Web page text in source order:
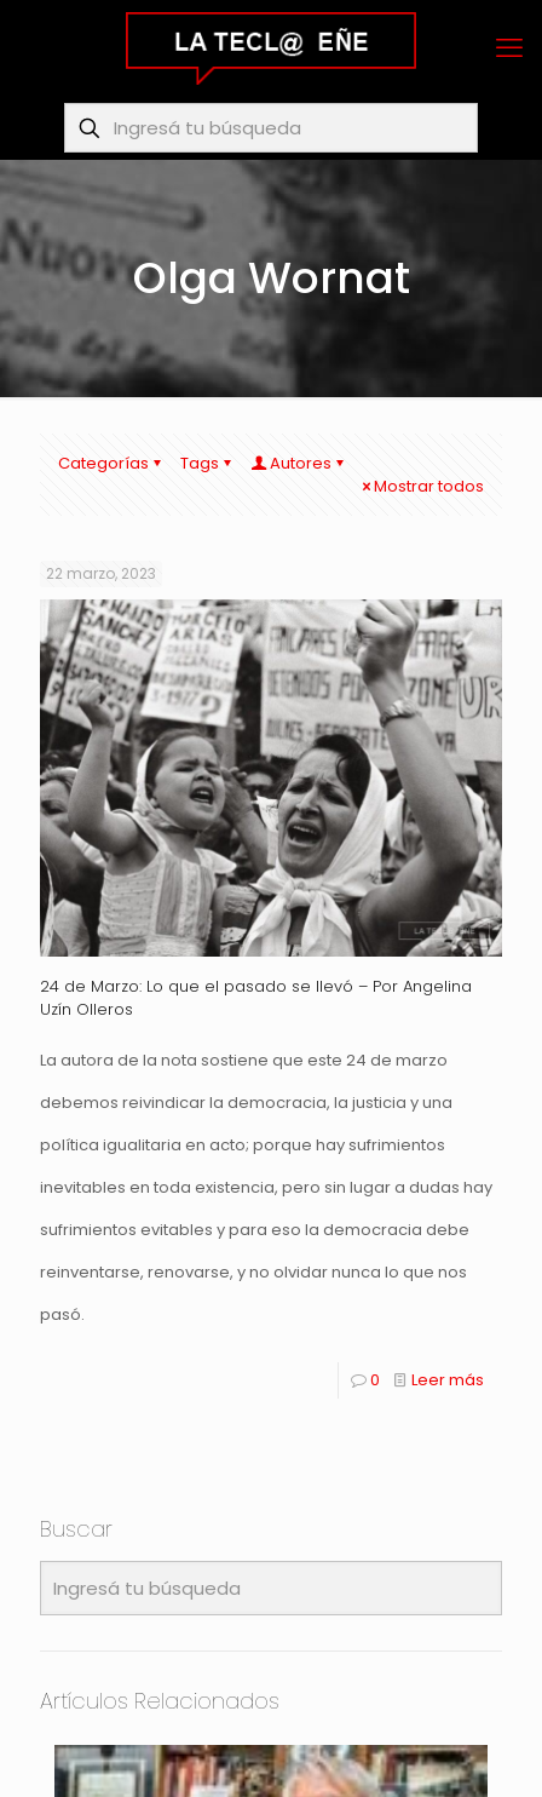
Olga Wornat
Categorías Tags
Autores
Mostrar todos
22 marzo, 2023
24 de Marzo: Lo que el pasado se llevó – Por Angelina
Uzín Olleros
La autora de la nota sostiene que este 24 de marzo
debemos reivindicar la democracia, la justicia y una
política igualitaria en acto; porque hay sufrimientos
inevitables en toda existencia, pero sin lugar a dudas hay
sufrimientos evitables y para eso la democracia debe
reinventarse, renovarse, y no olvidar nunca lo que nos
pasó.
0 Leer más
Buscar
Artículos Relacionados